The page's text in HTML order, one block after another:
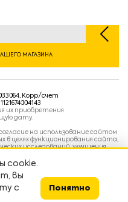
МАГАЗИНА
Корр/счет
их приобретения
дату.
на использование сайтом
в целях функционирования сайта,
исследований, улучшения
cookie.
вы
с
Понятно